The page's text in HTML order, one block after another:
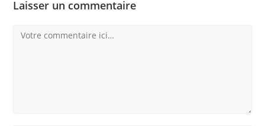
Laisser un commentaire
Comment